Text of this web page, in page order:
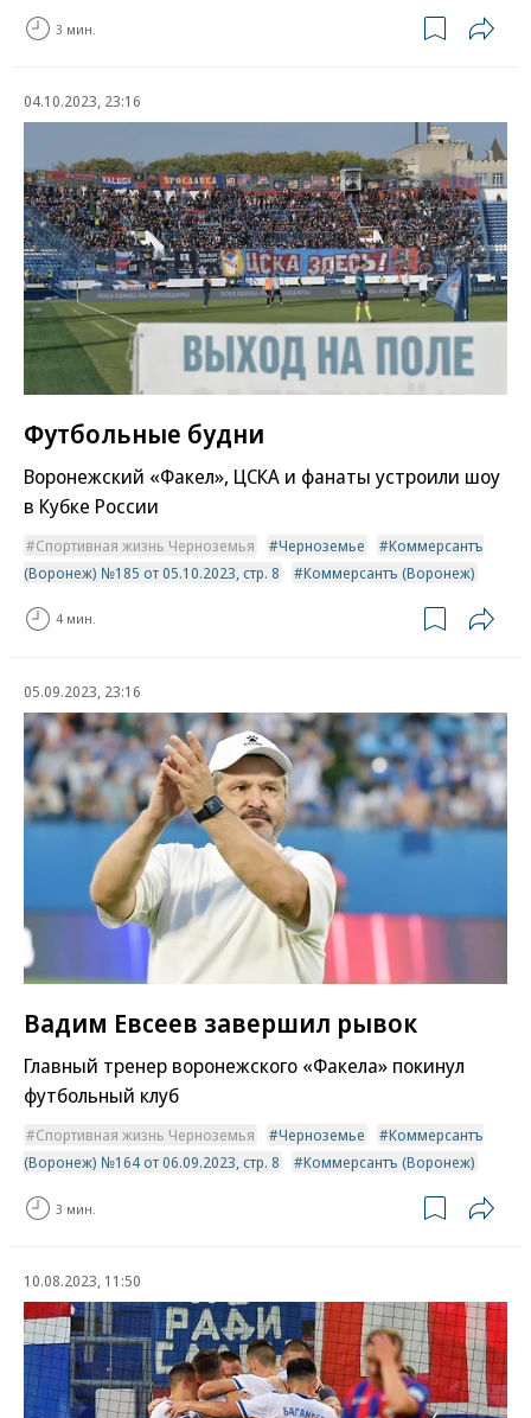
3 мин.
04.10.2023, 23:16
Футбольные будни
Воронежский «Факел», ЦСКА и фанаты устроили шоу
в Кубке России
Спортивная жизнь Черноземья Черноземье
Коммерсантъ
(Воронеж) №185 от 05.10.2023, стр. 8
Коммерсантъ (Воронеж)
4 мин.
05.09.2023, 23:16
Вадим Евсеев завершил рывок
Главный тренер воронежского «Факела» покинул
футбольный клуб
Спортивная жизнь Черноземья Черноземье
Коммерсантъ
(Воронеж) №164 от 06.09.2023, стр. 8
Коммерсантъ (Воронеж)
3 мин.
10.08.2023, 11:50